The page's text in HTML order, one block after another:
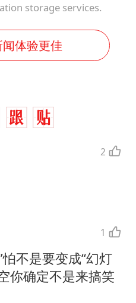
storage services.
体验更佳
2
1
不是要变成“幻灯
你确定不是来搞笑